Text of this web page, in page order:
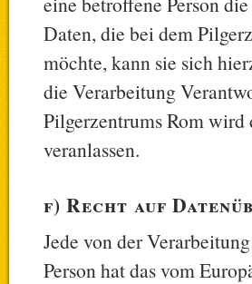
Daten, die bei dem
möchte, kann sie sich
die Verarbeitung
Pilgerzentrums Rom
veranlassen.
f) Recht auf
Jede von der
Person hat das vom